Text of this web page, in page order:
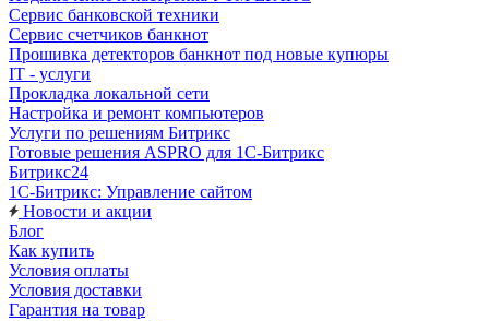
Сервис банковской техники
Сервис счетчиков банкнот
Прошивка детекторов банкнот под новые купюры
IT - услуги
Прокладка локальной сети
Настройка и ремонт компьютеров
Услуги по решениям Битрикс
Готовые решения ASPRO для 1С-Битрикс
Битрикс24
1С-Битрикс: Управление сайтом
Новости и акции
Блог
Как купить
Условия оплаты
Условия доставки
Гарантия на товар